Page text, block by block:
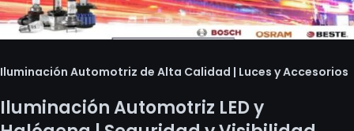
Iluminación Automotriz de Alta Calidad | Luces y Accesorios
Iluminación Automotriz LED y